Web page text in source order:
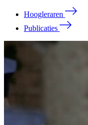
Hoogleraren
Publicaties